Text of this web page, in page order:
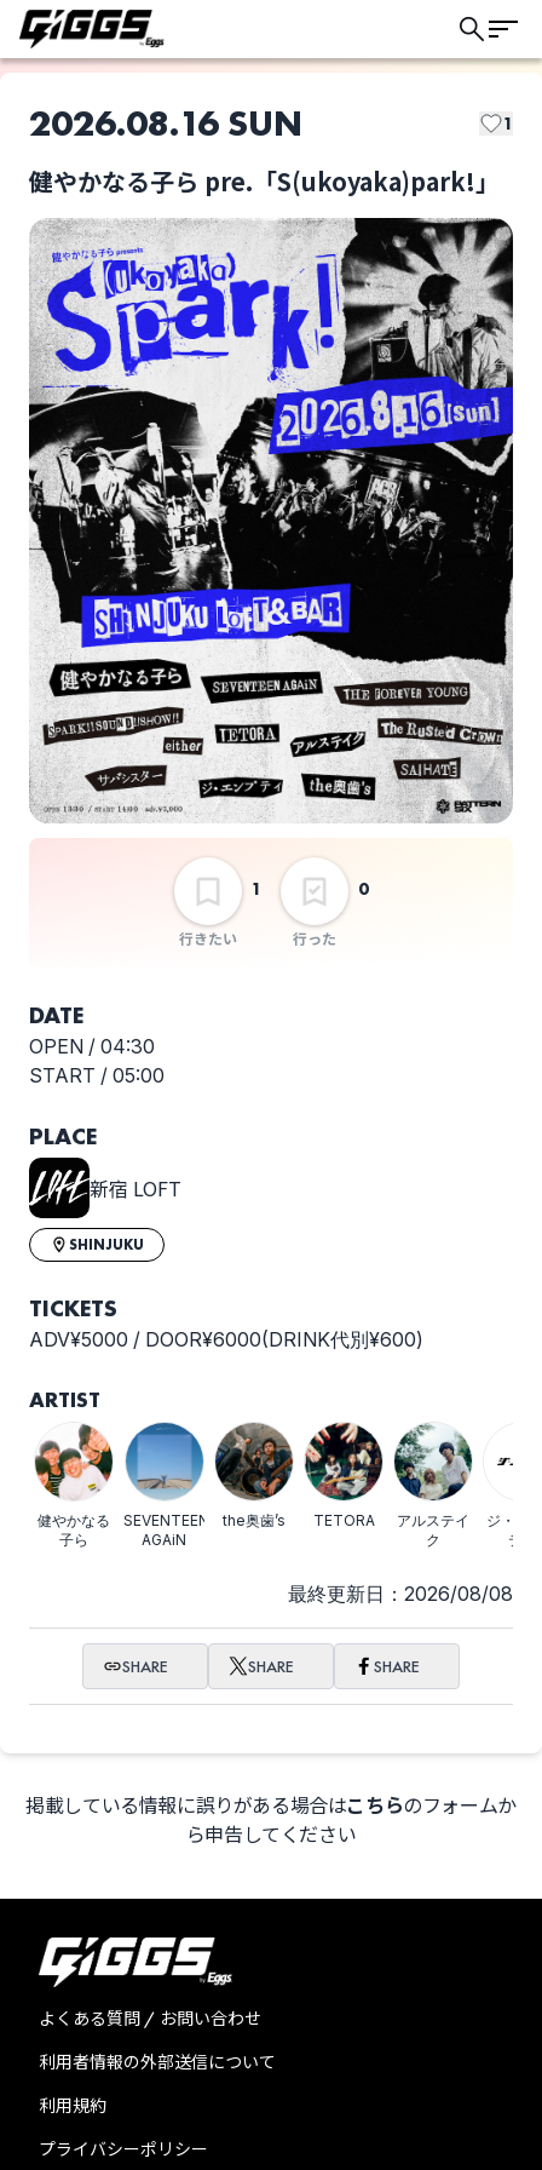
ライブ体験をもっと楽しく、もっと便利
に。
2026.08.16 SUN 1
健やかなる子ら pre.「S(ukoyaka)park!」
行きたい
1
行った
0
健やかなる子ら SEVENTEEN AGAiN
the奥歯’s TETORA
アルステイク ジ・エンプティ
THE FOREVER YOUNG SPARK!!SOUND!!SHOW!!
either The Rusted Crown
健やかなる子ら pre.
「S(ukoyaka)park!」
DATE
OPEN / 04:30
START / 05:00
PLACE
新宿 LOFT
SHINJUKU
TICKETS
ADV¥5000 / DOOR¥6000(DRINK代別¥600)
ARTIST
健やかなる
子ら
SEVENTEEN
AGAiN
the奥歯’s TETORA
アルステイ
ク
ジ・エ
ティ
最終更新日：2026/08/08
SHARE SHARE SHARE
掲載している情報に誤りがある場合はこちらのフォームか
ら申告してください
このライブの取り置きは終了しました
よくある質問 / お問い合わせ
利用者情報の外部送信について
利用規約
プライバシーポリシー